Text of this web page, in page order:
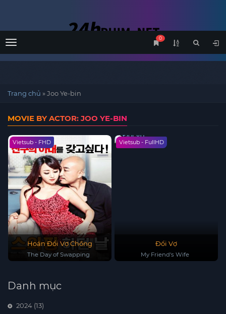
Menu
0
Trang chủ »Joo Ye-bin
MOVIE BY ACTOR: JOO YE-BIN
Vietsub - FHD
Hoán Đổi Vợ Chồng
The Day of Swapping
Vietsub - FullHD
Đổi Vợ
My Friend's Wife
Danh mục
2024 (13)